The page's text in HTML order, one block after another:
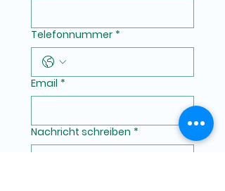
Telefonnummer *
Email *
Nachricht schreiben *